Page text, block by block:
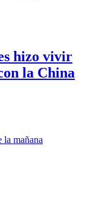
hizo vivir
la China
la mañana